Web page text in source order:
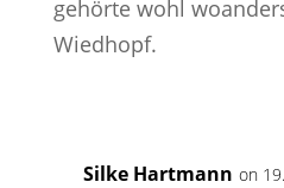
gehörte wohl
Wiedhopf.
Silke Hartmann on